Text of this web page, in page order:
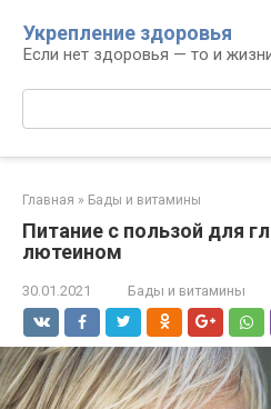
контенту
Укрепление здоровья
Если нет здоровья — то и
Поиск:
Главная » Бады и витамины
Питание с пользой для
лютеином
30.01.2021 Бады и витамины